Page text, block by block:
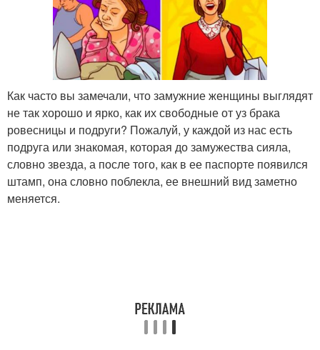
Как часто вы замечали, что замужние женщины выглядят
не так хорошо и ярко, как их свободные от уз брака
ровесницы и подруги? Пожалуй, у каждой из нас есть
подруга или знакомая, которая до замужества сияла,
словно звезда, а после того, как в ее паспорте появился
штамп, она словно поблекла, ее внешний вид заметно
меняется.